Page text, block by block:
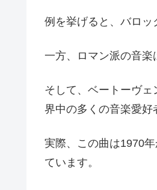
例を挙げると、バロッ
一方、ロマン派の音楽
そして、ベートーヴ
界中の多くの音楽愛好
実際、この曲は1970
ています。